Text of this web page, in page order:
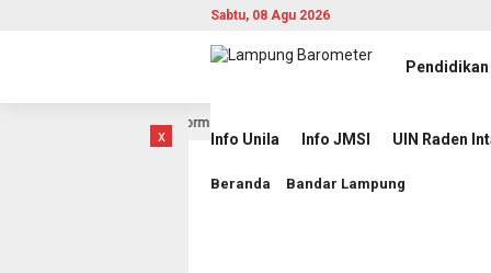
Sabtu, 08 Agu 2026
Pendidikan
Info Unila Info JMSI UIN Raden
x
Tantangan Informasi
Beranda Bandar Lampung